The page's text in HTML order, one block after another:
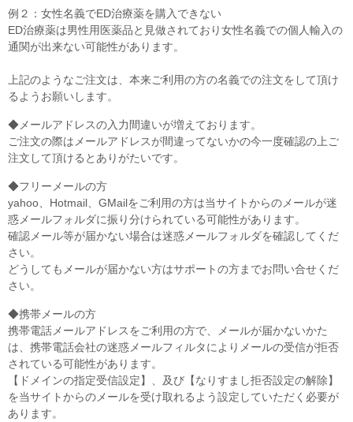
例２：女性名義でED治療薬を購入できない
ED治療薬は男性用医薬品と見做されており女性名義での個人輸入の
通関が出来ない可能性があります。
上記のようなご注文は、本来ご利用の方の名義での注文をして頂け
るようお願いします。
◆メールアドレスの入力間違いが増えております。
ご注文の際はメールアドレスが間違ってないかの今一度確認の上ご
注文して頂けるとありがたいです。
◆フリーメールの方
yahoo、Hotmail、GMailをご利用の方は当サイトからのメールが迷
惑メールフォルダに振り分けられている可能性があります。
確認メール等が届かない場合は迷惑メールフォルダを確認してくだ
さい。
どうしてもメールが届かない方はサポートの方までお問い合せくだ
さい。
◆携帯メールの方
携帯電話メールアドレスをご利用の方で、メールが届かないかた
は、携帯電話会社の迷惑メールフィルタによりメールの受信が拒否
されている可能性があります。
【ドメインの指定受信設定】、及び【なりすまし拒否設定の解除】
を当サイトからのメールを受け取れるよう設定していただく必要が
あります。